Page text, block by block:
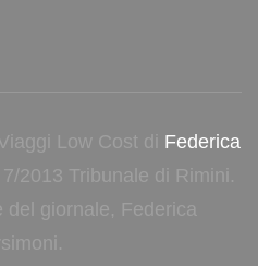
Low Cost di Federica
2013 Tribunale di Rimini.
del giornale, Federica